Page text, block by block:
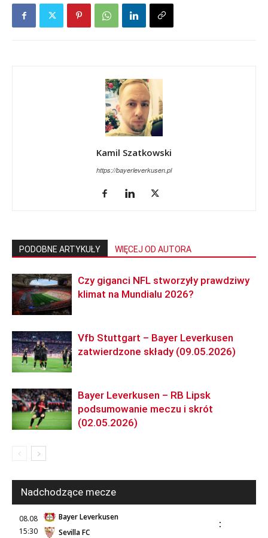
Kamil Szatkowski
https://bayerleverkusen.pl
PODOBNE ARTYKUŁY WIĘCEJ OD AUTORA
Czy giganci NFL stworzyły prawdziwy
klimat na Mundialu 2026?
Vfb Stuttgart – Bayer Leverkusen
zatwierdzone składy (09.05.2026)
Bayer Leverkusen – RB Lipsk
podsumowanie meczu i skrót
(02.05.2026)
Nadchodzące mecze
08.08
15:30
Bayer Leverkusen
Sevilla FC
: